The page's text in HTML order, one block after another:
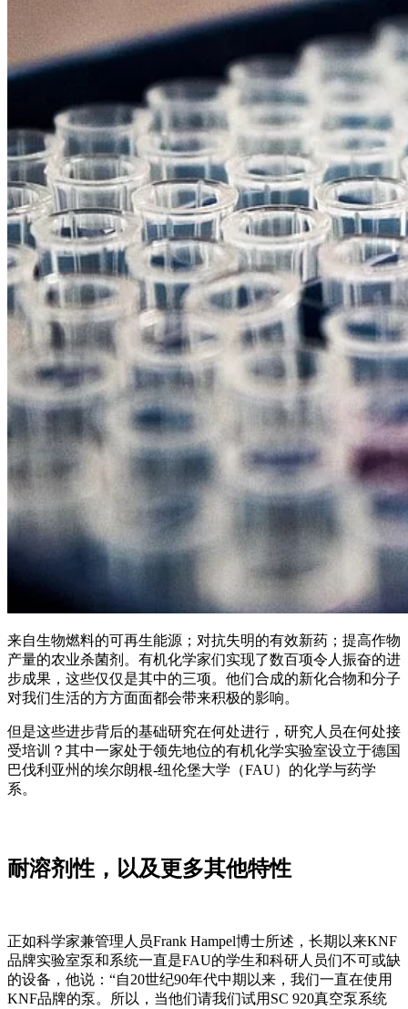
来自生物燃料的可再生能源；对抗失明的有效新药；提高作物
产量的农业杀菌剂。有机化学家们实现了数百项令人振奋的进
步成果，这些仅仅是其中的三项。他们合成的新化合物和分子
对我们生活的方方面面都会带来积极的影响。
但是这些进步背后的基础研究在何处进行，研究人员在何处接
受培训？其中一家处于领先地位的有机化学实验室设立于德国
巴伐利亚州的埃尔朗根-纽伦堡大学（FAU）的化学与药学
系。
耐溶剂性，以及更多其他特性
正如科学家兼管理人员Frank Hampel博士所述，长期以来KNF
品牌实验室泵和系统一直是FAU的学生和科研人员们不可或缺
的设备，他说：“自20世纪90年代中期以来，我们一直在使用
KNF品牌的泵。所以，当他们请我们试用SC 920真空泵系统